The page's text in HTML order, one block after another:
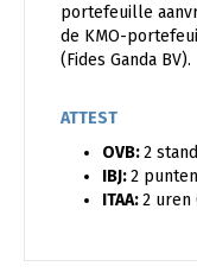
portefeuille
de KMO-
(Fides Ganda BV).
ATTEST
OVB:2
IBJ:2 punten
ITAA:2 uren